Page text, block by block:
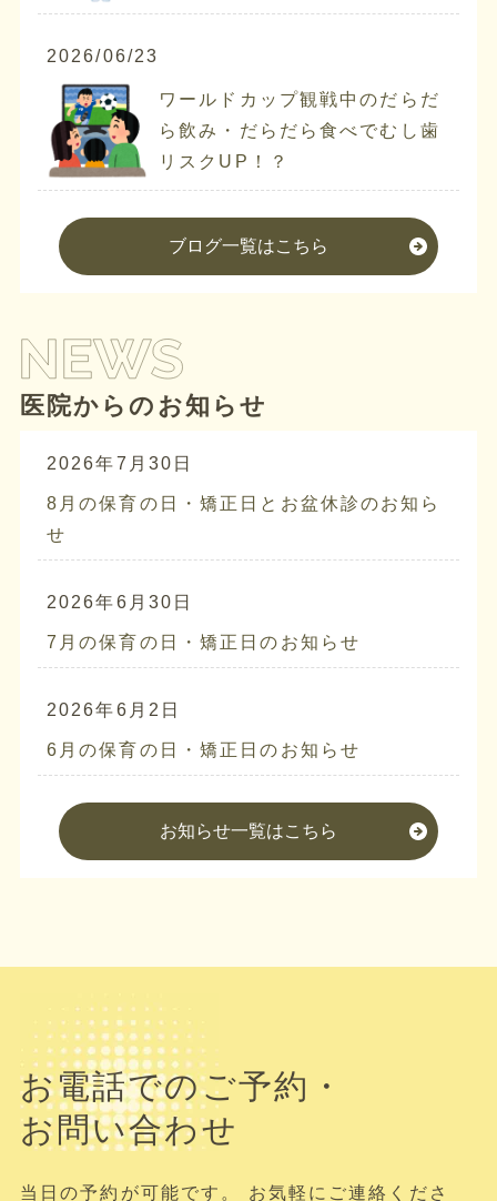
2026/06/23
ワールドカップ観戦中のだらだ
ら飲み・だらだら食べでむし歯
リスクUP！？
ブログ一覧はこちら
医院からのお知らせ
2026年7月30日
8月の保育の日・矯正日とお盆休診のお知ら
せ
2026年6月30日
7月の保育の日・矯正日のお知らせ
2026年6月2日
6月の保育の日・矯正日のお知らせ
お知らせ一覧はこちら
お電話でのご予約・
お問い合わせ
当日の予約が可能です。 お気軽にご連絡くださ